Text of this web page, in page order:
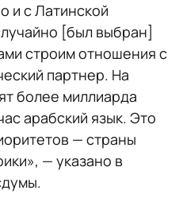
и с Латинской
[был выбран]
строим отношения с
партнер. На
более миллиарда
арабский язык. Это
— страны
— указано в